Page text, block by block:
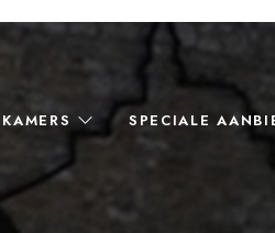
KAMERS SPECIALE